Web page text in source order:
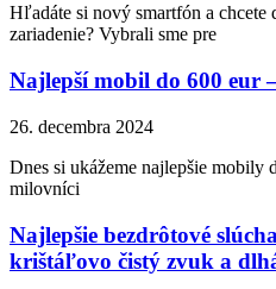
Hľadáte si nový smartfón a chcete
zariadenie? Vybrali sme pre
Najlepší mobil do 600 eur
26. decembra 2024
Dnes si ukážeme najlepšie mobily
milovníci
Najlepšie bezdrôtové
krištáľovo čistý zvuk a